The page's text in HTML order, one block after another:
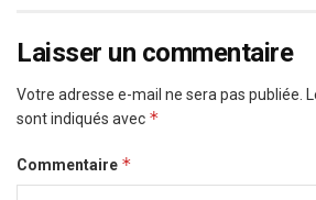
Laisser un commentaire
Votre adresse e-mail ne sera pas publiée.
sont indiqués avec *
Commentaire *